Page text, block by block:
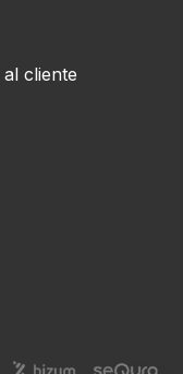
cliente